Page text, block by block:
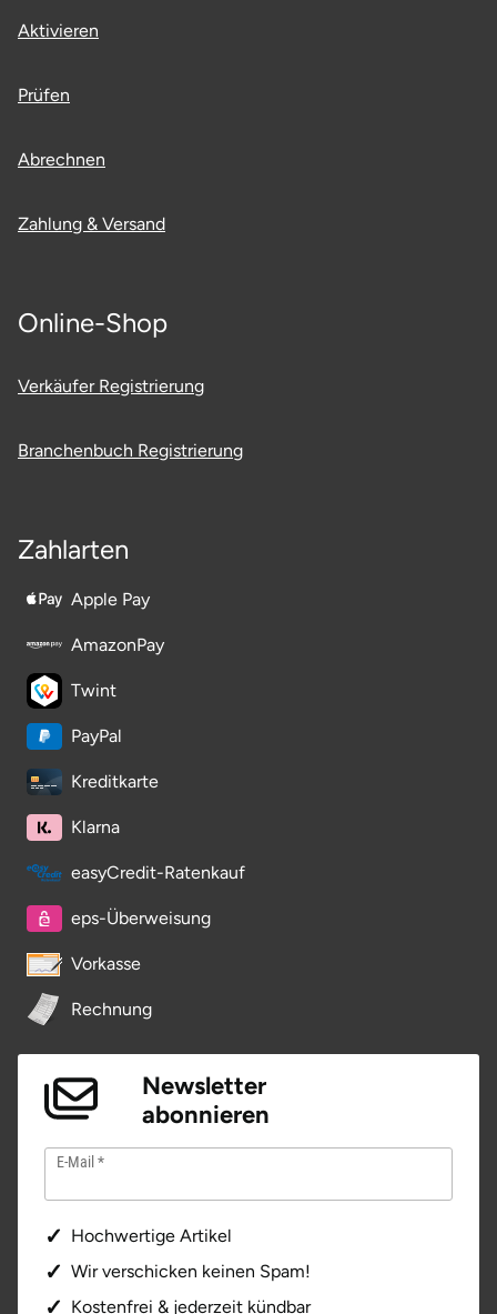
Aktivieren
Prüfen
Abrechnen
Zahlung & Versand
Online-Shop
Verkäufer Registrierung
Branchenbuch Registrierung
Zahlarten
Apple Pay
AmazonPay
Twint
PayPal
Kreditkarte
Klarna
easyCredit-Ratenkauf
eps-Überweisung
Vorkasse
Rechnung
Newsletter
abonnieren
E-Mail
Hochwertige Artikel
Wir verschicken keinen Spam!
Kostenfrei & jederzeit kündbar
Oder-Spree
Oldenburg
Ostholstein
Ostprignitz-Ruppin
Oy-Mittelberg
Pforzheim
Pirna
Plön
Potsdam
Potsdam-Mittelmark
Regensburg
Rendsburg Eckernförde
Rodgau
Rottweil